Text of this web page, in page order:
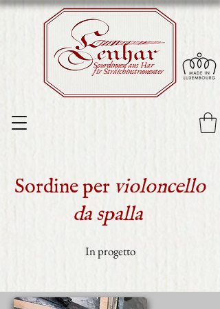
fir Sträichinstrumenter
Sourdinnen aus Har
Sordine per violoncello
da spalla
In progetto